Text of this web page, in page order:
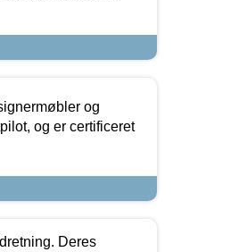
og
og er certificeret
Deres